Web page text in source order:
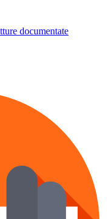
documentate